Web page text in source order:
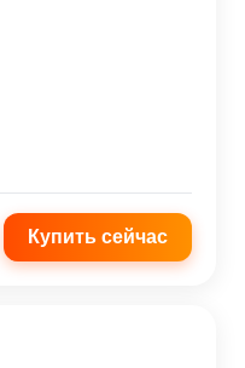
Купить сейчас